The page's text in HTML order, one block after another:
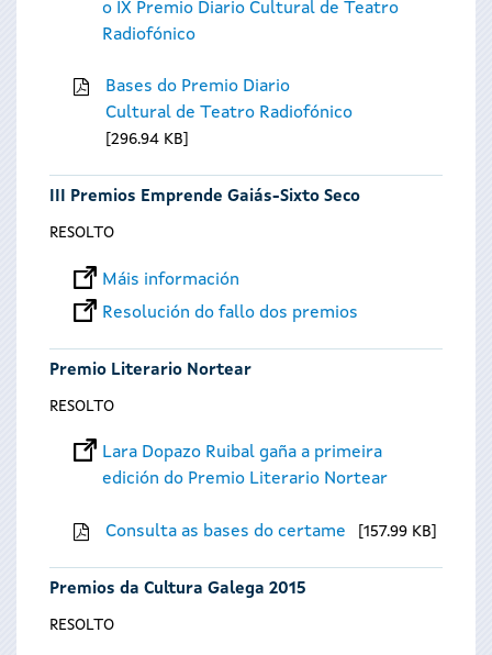
o IX Premio Diario Cultural de Teatro
Radiofónico
Bases do Premio Diario
Cultural de Teatro Radiofónico
296.94 KB
III Premios Emprende Gaiás-Sixto Seco
RESOLTO
Máis información
Resolución do fallo dos premios
Premio Literario Nortear
RESOLTO
Lara Dopazo Ruibal gaña a primeira
edición do Premio Literario Nortear
Consulta as bases do certame 157.99 KB
Premios da Cultura Galega 2015
RESOLTO